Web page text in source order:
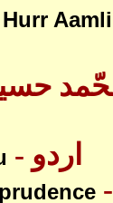
Aamli
- اردو